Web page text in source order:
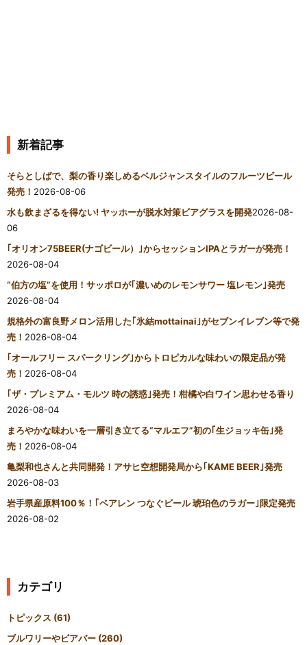
新着記事
そらとしばで、梨の香り楽しめるベルジャンスタイルのフルーツビール
発売！ 2026-08-06
水も飲まざるを得ない! ヤッホーが脱水対策ビアグラスを開発2026-08-
06
｢オリオン75BEER(ナゴビール）｣からセッションIPAとラガーが発売！
2026-08-04
“伯方の塩”を使用！サッポロが｢濃いめのレモンサワー 塩レモン｣発売
2026-08-04
規格外の富良野メロン活用した｢氷結mottainai｣がセブンイレブン等で発
売！ 2026-08-04
｢オールフリー スパークリング｣からトロピカルな味わいの限定品が発
売！ 2026-08-04
｢ザ・プレミアム・モルツ 時の誘惑｣発売！柑橘や白ワイン思わせる香り
2026-08-04
まろやかな味わいを一層引き立てる“マルエフ”初の｢生ジョッキ缶｣発
売！ 2026-08-04
亀梨和也さんと共同開発！アサヒ空想開発局から｢KAME BEER｣発売
2026-08-03
岩手県産原料100％！｢ベアレン つなぐビール 琥珀色のラガー｣限定発売
2026-08-02
カテゴリ
トピックス (61)
ブルワリーやビアバー (260)